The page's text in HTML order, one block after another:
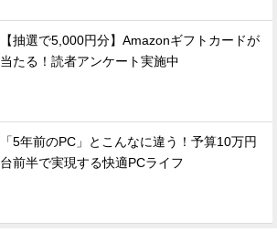
【抽選で5,000円分】Amazonギフトカードが
当たる！読者アンケート実施中
「5年前のPC」とこんなに違う！予算10万円
台前半で実現する快適PCライフ